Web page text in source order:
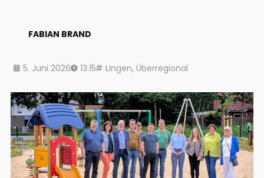
FABIAN BRAND
5. Juni 2026 13:15 Lingen, Überregional